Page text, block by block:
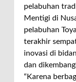
pelabuhan
Mentigi di
pelabuhan
terakhir
inovasi di
dan
“Karena